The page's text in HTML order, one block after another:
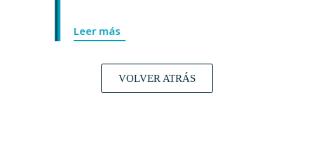
Leer más
VOLVER ATRÁS